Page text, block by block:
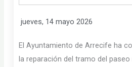
jueves, 14 mayo 2026
El Ayuntamiento de Arrecife ha
la reparación del tramo del